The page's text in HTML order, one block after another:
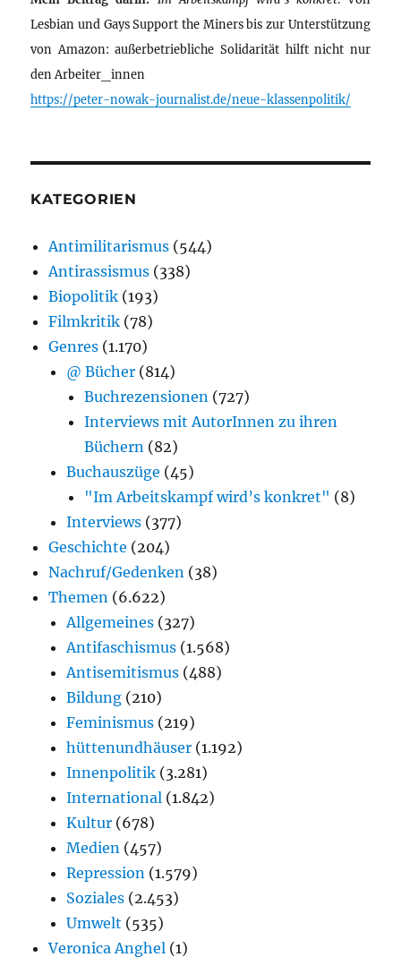
Lesbian und Gays Support the Miners bis zur Unterstützung
von Amazon: außerbetriebliche Solidarität hilft nicht nur
den Arbeiter_innen
https://peter-nowak-journalist.de/neue-klassenpolitik/
KATEGORIEN
Antimilitarismus (544)
Antirassismus (338)
Biopolitik (193)
Filmkritik (78)
Genres (1.170)
@ Bücher (814)
Buchrezensionen (727)
Interviews mit AutorInnen zu ihren
Büchern (82)
Buchauszüge (45)
"Im Arbeitskampf wird’s konkret" (8)
Interviews (377)
Geschichte (204)
Nachruf/Gedenken (38)
Themen (6.622)
Allgemeines (327)
Antifaschismus (1.568)
Antisemitismus (488)
Bildung (210)
Feminismus (219)
hüttenundhäuser (1.192)
Innenpolitik (3.281)
International (1.842)
Kultur (678)
Medien (457)
Repression (1.579)
Soziales (2.453)
Umwelt (535)
Veronica Anghel (1)